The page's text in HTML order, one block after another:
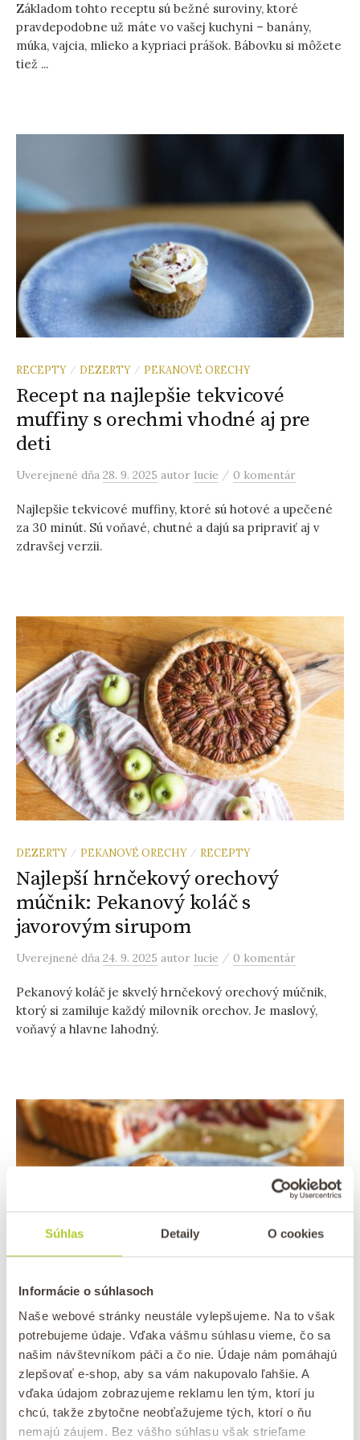
Súhlas Detaily O cookies
Informácie o súhlasoch
Naše webové stránky neustále vylepšujeme. Na to však
potrebujeme údaje. Vďaka vášmu súhlasu vieme, čo sa
našim návštevníkom páči a čo nie. Údaje nám pomáhajú
zlepšovať e-shop, aby sa vám nakupovalo ľahšie. A
vďaka údajom zobrazujeme reklamu len tým, ktorí ju
chcú, takže zbytočne neobťažujeme tých, ktorí o ňu
nemajú záujem. Bez vášho súhlasu však strieľame
Základom tohto receptu sú bežné suroviny, ktoré
pravdepodobne už máte vo vašej kuchyni – banány,
múka, vajcia, mlieko a kypriaci prášok. Bábovku si môžete
tiež ...
RECEPTY / DEZERTY / PEKANOVÉ ORECHY
Recept na najlepšie tekvicové
muffiny s orechmi vhodné aj pre
deti
Uverejnené dňa 28. 9. 2025 autor lucie / 0 komentár
Najlepšie tekvicové muffiny, ktoré sú hotové a upečené
za 30 minút. Sú voňavé, chutné a dajú sa pripraviť aj v
zdravšej verzii.
DEZERTY / PEKANOVÉ ORECHY / RECEPTY
Najlepší hrnčekový orechový
múčnik: Pekanový koláč s
javorovým sirupom
Uverejnené dňa 24. 9. 2025 autor lucie / 0 komentár
Pekanový koláč je skvelý hrnčekový orechový múčnik,
ktorý si zamiluje každý milovník orechov. Je maslový,
voňavý a hlavne lahodný.
DEZERTY / ORECHY / PEKANOVÉ
ORECHY / RECEPTY / VLAŠSKÉ OŘECHY
Slivkový koláč z lineckého cesta s
orechovou posýpkou
Uverejnenédňa24. 9. 2025 autorlucie /0 komentár